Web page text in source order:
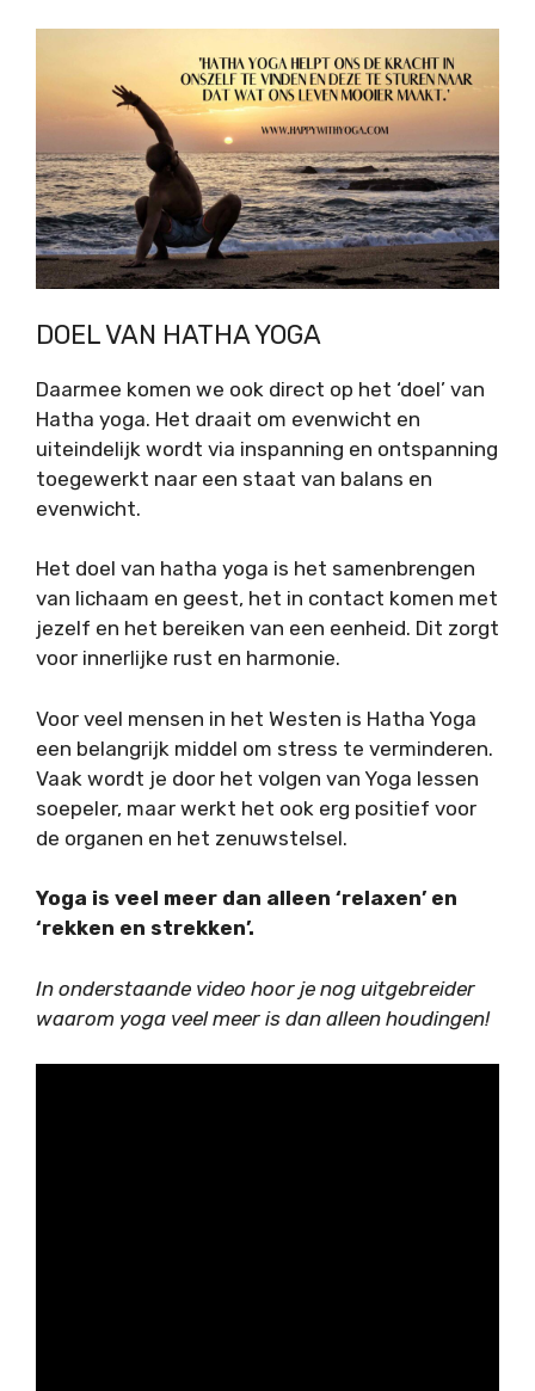
DOEL VAN HATHA YOGA
Daarmee komen we ook direct op het ‘doel’ van
Hatha yoga. Het draait om evenwicht en
uiteindelijk wordt via inspanning en ontspanning
toegewerkt naar een staat van balans en
evenwicht.
Het doel van hatha yoga is het samenbrengen
van lichaam en geest, het in contact komen met
jezelf en het bereiken van een eenheid. Dit zorgt
voor innerlijke rust en harmonie.
Voor veel mensen in het Westen is Hatha Yoga
een belangrijk middel om stress te verminderen.
Vaak wordt je door het volgen van Yoga lessen
soepeler, maar werkt het ook erg positief voor
de organen en het zenuwstelsel.
Yoga is veel meer dan alleen ‘relaxen’ en
‘rekken en strekken’.
In onderstaande video hoor je nog uitgebreider
waarom yoga veel meer is dan alleen houdingen!